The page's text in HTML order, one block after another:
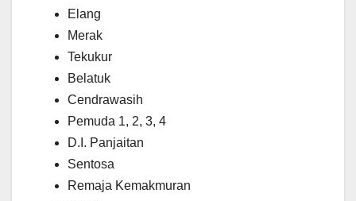
Elang
Merak
Tekukur
Belatuk
Cendrawasih
Pemuda 1, 2, 3, 4
D.I. Panjaitan
Sentosa
Remaja Kemakmuran